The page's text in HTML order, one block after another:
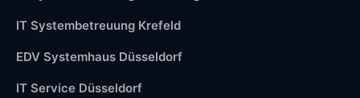
IT Systembetreuung Krefeld
EDV Systemhaus Düsseldorf
IT Service Düsseldorf